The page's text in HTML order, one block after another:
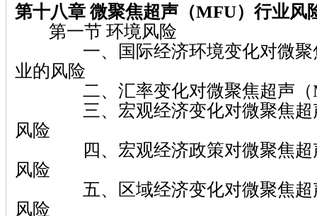
第十八章 微聚焦超声（MFU）行业风
第一节 环境风险
一、国际经济环境变化对微聚
业的风险
二、汇率变化对微聚焦超声（
三、宏观经济变化对微聚焦超
风险
四、宏观经济政策对微聚焦超
风险
五、区域经济变化对微聚焦超
风险